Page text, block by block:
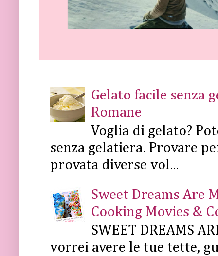
Gelato facile senza
Romane
Voglia di gelato?
senza gelatiera. Provare
provata diverse vol...
Sweet Dreams Are
Cooking Movies &
SWEET DREAMS
vorrei avere le tue tette,